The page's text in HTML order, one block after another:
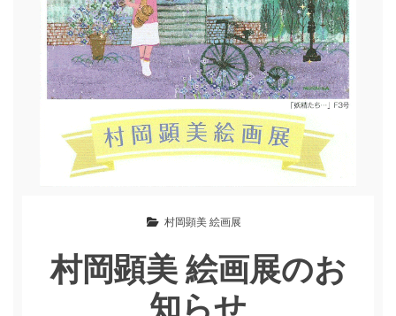
村岡顕美 絵画展
村岡顕美 絵画展のお
知らせ